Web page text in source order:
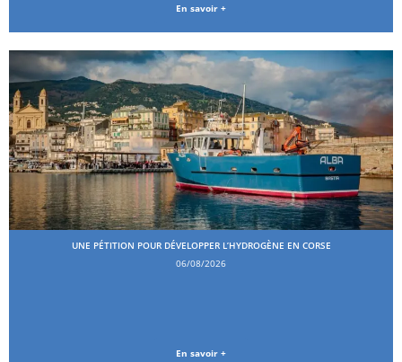
En savoir +
UNE PÉTITION POUR DÉVELOPPER L’HYDROGÈNE EN CORSE
06/08/2026
En savoir +